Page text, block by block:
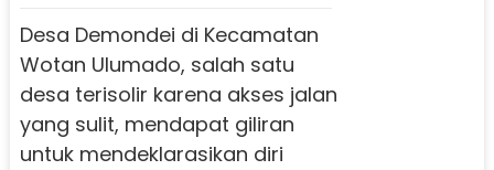
Desa Demondei di Kecamatan
Wotan Ulumado, salah satu
desa terisolir karena akses jalan
yang sulit, mendapat giliran
untuk mendeklarasikan diri